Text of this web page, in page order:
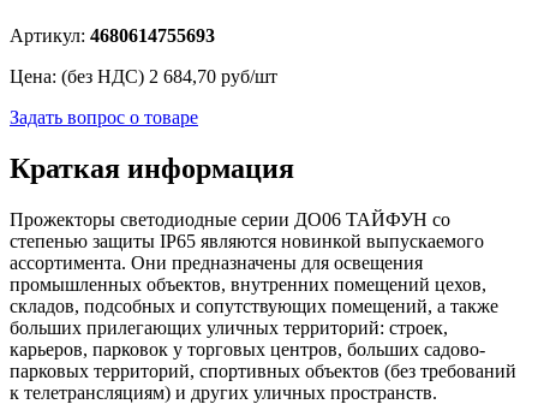
Артикул: 4680614755693
Цена: (без НДС) 2 684,70 руб/шт
Задать вопрос о товаре
Краткая информация
Прожекторы светодиодные серии ДО06 ТАЙФУН со
степенью защиты IP65 являются новинкой выпускаемого
ассортимента. Они предназначены для освещения
промышленных объектов, внутренних помещений цехов,
складов, подсобных и сопутствующих помещений, а также
больших прилегающих уличных территорий: строек,
карьеров, парковок у торговых центров, больших садово-
парковых территорий, спортивных объектов (без требований
к телетрансляциям) и других уличных пространств.